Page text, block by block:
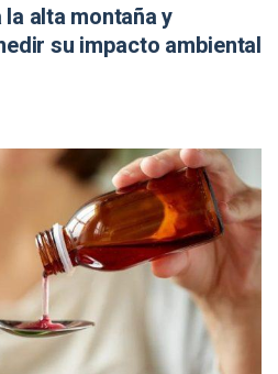
alta montaña y
su impacto ambiental